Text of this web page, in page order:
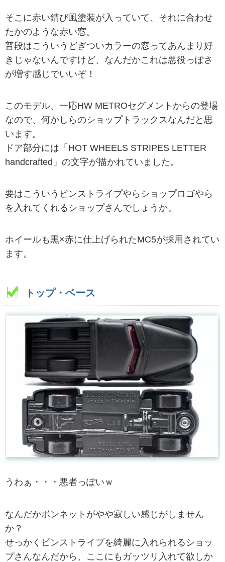
そこに赤い錆び風塗装が入っていて、それに合わせ
たかのような赤い窓。
普段はこういうどぎついカラーの窓ってあんまり好
きじゃないんですけど、なんだかこれは悪役っぽさ
が増す感じでいいぞ！
このモデル、一応HW METROセグメントからの登場
なので、何かしらのショップトラックスなんだと思
います。
ドア部分には「HOT WHEELS STRIPES LETTER
handcrafted」の文字が描かれていました。
要はこういうピンストライプやらショップロゴやら
を入れてくれるショップさんでしょうか。
ホイールも黒×赤に仕上げられたMC5が採用されてい
ます。
トップ・ベース
うわぁ・・・悪者っぽいｗ
なんだかボンネットがやや寂しい感じがしません
か？
せっかくピンストライプを綺麗に入れられるショッ
プさんなんだから、ここにもガッツリ入れて欲しか